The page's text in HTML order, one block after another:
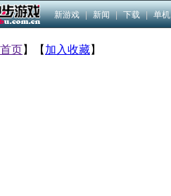
新游戏 | 新闻 | 下载 | 单机
页】【 加入收藏】